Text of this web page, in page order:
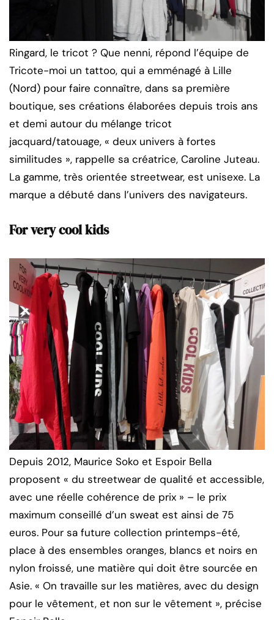
Ringard, le tricot ? Que nenni, répond l’équipe de
Tricote-moi un tattoo, qui a emménagé à Lille
(Nord) pour faire connaître, dans sa première
boutique, ses créations élaborées depuis trois ans
et demi autour du mélange tricot
jacquard/tatouage, « deux univers à fortes
similitudes », rappelle sa créatrice, Caroline Juteau.
La gamme, très orientée streetwear, est unisexe. La
marque a débuté dans l’univers des navigateurs.
For very cool kids
Depuis 2012, Maurice Soko et Espoir Bella
proposent « du streetwear de qualité et accessible,
avec une réelle cohérence de prix » – le prix
maximum conseillé d’un sweat est ainsi de 75
euros. Pour sa future collection printemps-été,
place à des ensembles oranges, blancs et noirs en
nylon froissé, une matière qui doit être sourcée en
Asie. « On travaille sur les matières, avec du design
pour le vêtement, et non sur le vêtement », précise